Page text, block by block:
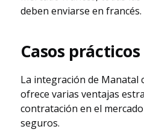
deben enviarse en francés.
Casos prácticos
La integración de Manatal
ofrece varias ventajas
contratación en el
seguros.